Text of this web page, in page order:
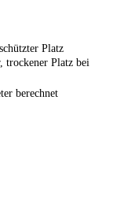
Platz
trockener Platz bei
berechnet